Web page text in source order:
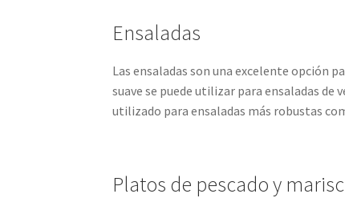
Ensaladas
Las ensaladas son una excelente opción
suave se puede utilizar para ensaladas de
utilizado para ensaladas más robustas
Platos de pescado y